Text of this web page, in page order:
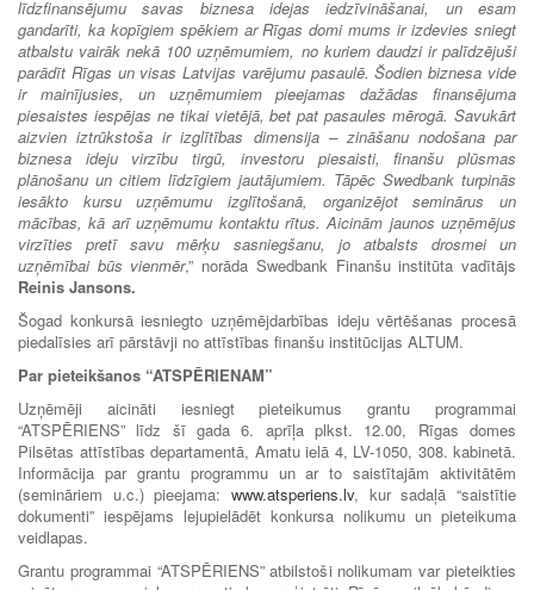
līdzfinansējumu savas biznesa idejas iedzīvināšanai, un esam
gandarīti, ka kopīgiem spēkiem ar Rīgas domi mums ir izdevies sniegt
atbalstu vairāk nekā 100 uzņēmumiem, no kuriem daudzi ir palīdzējuši
parādīt Rīgas un visas Latvijas varējumu pasaulē. Šodien biznesa vide
ir mainījusies, un uzņēmumiem pieejamas dažādas finansējuma
piesaistes iespējas ne tikai vietējā, bet pat pasaules mērogā. Savukārt
aizvien iztrūkstoša ir izglītības dimensija – zināšanu nodošana par
biznesa ideju virzību tirgū, investoru piesaisti, finanšu plūsmas
plānošanu un citiem līdzīgiem jautājumiem. Tāpēc Swedbank turpinās
iesākto kursu uzņēmumu izglītošanā, organizējot seminārus un
mācības, kā arī uzņēmumu kontaktu rītus. Aicinām jaunos uzņēmējus
virzīties pretī savu mērķu sasniegšanu, jo atbalsts
drosmei un
uzņēmībai būs vienmēr,” norāda Swedbank Finanšu institūta vadītājs
Reinis Jansons.
Šogad konkursā iesniegto uzņēmējdarbības ideju vērtēšanas procesā
piedalīsies arī pārstāvji no attīstības finanšu institūcijas ALTUM.
Par pieteikšanos “ATSPĒRIENAM”
Uzņēmēji aicināti iesniegt pieteikumus grantu programmai
“ATSPĒRIENS” līdz šī gada 6. aprīļa plkst. 12.00, Rīgas domes
Pilsētas attīstības departamentā, Amatu ielā 4, LV-1050, 308. kabinetā.
Informācija par grantu programmu un ar to saistītajām aktivitātēm
(semināriem u.c.) pieejama: www.atsperiens.lv, kur sadaļā “saistītie
dokumenti” iespējams lejupielādēt konkursa nolikumu un pieteikuma
veidlapas.
Grantu programmai “ATSPĒRIENS” atbilstoši nolikumam var pieteikties